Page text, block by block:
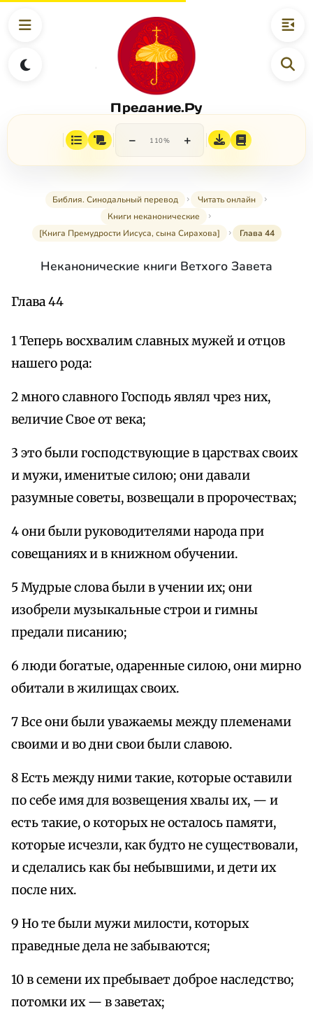
Предание.Ру
− 110% +
Библия. Синодальный перевод
Читать онлайн
Книги неканонические
[Книга Премудрости Иисуса, сына Сирахова]
Глава 44
Неканонические книги Ветхого Завета
Глава 44
1 Теперь восхвалим славных мужей и отцов
нашего рода:
2 много славного Господь являл чрез них,
величие Свое от века;
3 это были господствующие в царствах своих
и мужи, именитые силою; они давали
разумные советы, возвещали в пророчествах;
4 они были руководителями народа при
совещаниях и в книжном обучении.
5 Мудрые слова были в учении их; они
изобрели музыкальные строи и гимны
предали писанию;
6 люди богатые, одаренные силою, они мирно
обитали в жилищах своих.
7 Все они были уважаемы между племенами
своими и во дни свои были славою.
8 Есть между ними такие, которые оставили
по себе имя для возвещения хвалы их, — и
есть такие, о которых не осталось памяти,
которые исчезли, как будто не существовали,
и сделались как бы небывшими, и дети их
после них.
9 Но те были мужи милости, которых
праведные дела не забываются;
10 в семени их пребывает доброе наследство;
потомки их — в заветах;